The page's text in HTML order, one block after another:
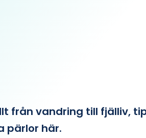
från vandring till fjälliv,
pärlor här.